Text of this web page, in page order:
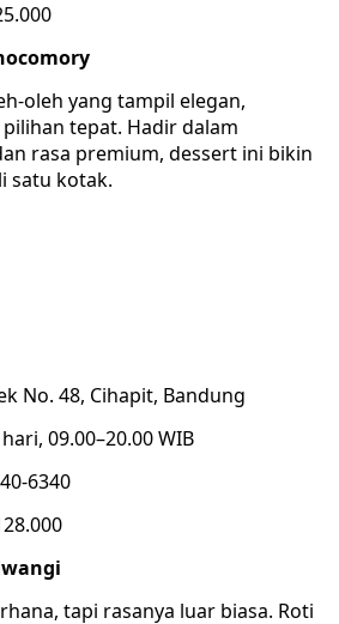
oleh yang tampil elegan,
tepat. Hadir dalam
rasa premium, dessert ini bikin
satu kotak.
No. 48, Cihapit, Bandung
09.00–20.00 WIB
6340
tapi rasanya luar biasa. Roti